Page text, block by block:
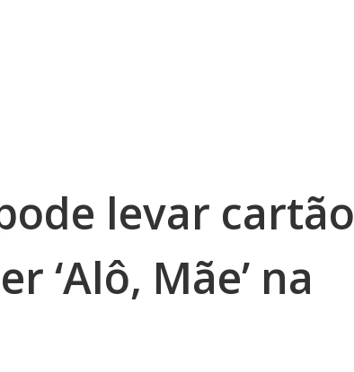
levar cartão
‘Alô, Mãe’ na